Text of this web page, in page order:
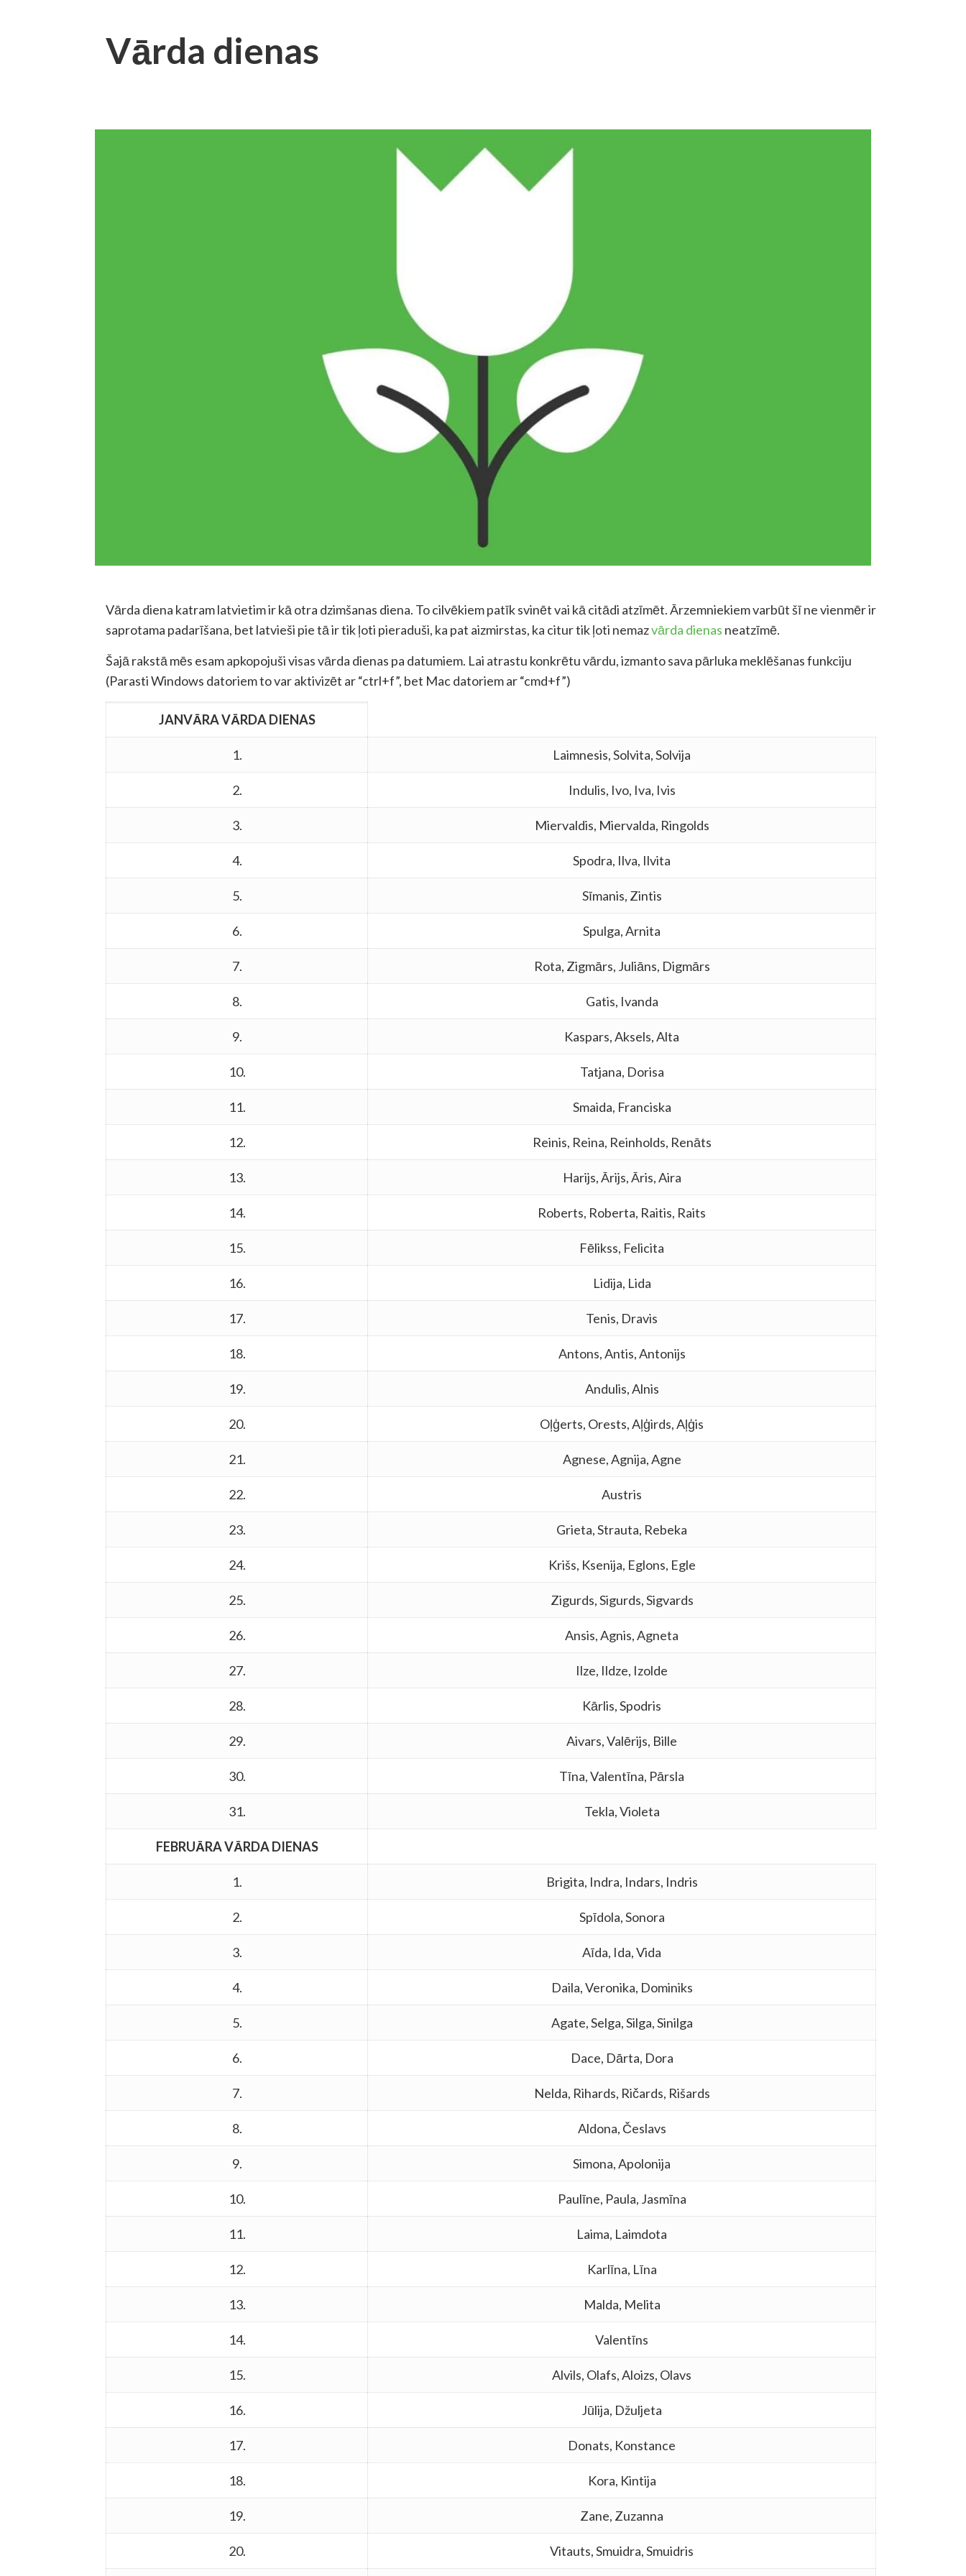
Vārda dienas
Vārda diena katram latvietim ir kā otra dzimšanas diena. To cilvēkiem patīk svinēt vai kā citādi atzīmēt. Ārzemniekiem varbūt šī ne vienmēr ir
saprotama padarīšana, bet latvieši pie tā ir tik ļoti pieraduši, ka pat aizmirstas, ka citur tik ļoti nemazvārda dienas neatzīmē.
Šajā rakstā mēs esam apkopojuši visas vārda dienas pa datumiem. Lai atrastu konkrētu vārdu, izmanto sava pārluka meklēšanas funkciju
(Parasti Windows datoriem to var aktivizēt ar “ctrl+f”, bet Mac datoriem ar “cmd+f”)
JANVĀRA VĀRDA DIENAS
1. Laimnesis, Solvita, Solvija
2. Indulis, Ivo, Iva, Ivis
3. Miervaldis, Miervalda, Ringolds
4. Spodra, Ilva, Ilvita
5. Sīmanis, Zintis
6. Spulga, Arnita
7. Rota, Zigmārs, Juliāns, Digmārs
8. Gatis, Ivanda
9. Kaspars, Aksels, Alta
10. Tatjana, Dorisa
11. Smaida, Franciska
12. Reinis, Reina, Reinholds, Renāts
13. Harijs, Ārijs, Āris, Aira
14. Roberts, Roberta, Raitis, Raits
15. Fēlikss, Felicita
16. Lidija, Lida
17. Tenis, Dravis
18. Antons, Antis, Antonijs
19. Andulis, Alnis
20. Oļģerts, Orests, Aļģirds, Aļģis
21. Agnese, Agnija, Agne
22. Austris
23. Grieta, Strauta, Rebeka
24. Krišs, Ksenija, Eglons, Egle
25. Zigurds, Sigurds, Sigvards
26. Ansis, Agnis, Agneta
27. Ilze, Ildze, Izolde
28. Kārlis, Spodris
29. Aivars, Valērijs, Bille
30. Tīna, Valentīna, Pārsla
31. Tekla, Violeta
FEBRUĀRA VĀRDA DIENAS
1. Brigita, Indra, Indars, Indris
2. Spīdola, Sonora
3. Aīda, Ida, Vida
4. Daila, Veronika, Dominiks
5. Agate, Selga, Silga, Sinilga
6. Dace, Dārta, Dora
7. Nelda, Rihards, Ričards, Rišards
8. Aldona, Česlavs
9. Simona, Apolonija
10. Paulīne, Paula, Jasmīna
11. Laima, Laimdota
12. Karlīna, Līna
13. Malda, Melita
14. Valentīns
15. Alvils, Olafs, Aloizs, Olavs
16. Jūlija, Džuljeta
17. Donats, Konstance
18. Kora, Kintija
19. Zane, Zuzanna
20. Vitauts, Smuidra, Smuidris